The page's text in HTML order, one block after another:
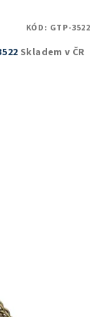
Skladem v ČR
KÓD: GTP-3522